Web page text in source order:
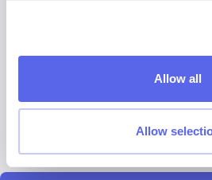
Allow all
Allow
自动化的解决方案。
，如果您准备就版